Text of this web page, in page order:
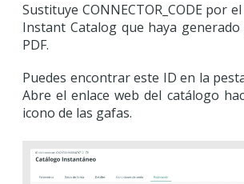
Sustituye CONNECTOR_CODE por
Instant Catalog que haya
PDF.
Puedes encontrar este ID en la
Abre el enlace web del catálogo
icono de las gafas.